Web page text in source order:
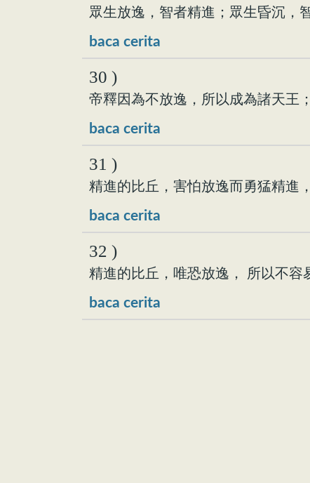
眾生放逸，智者精進；眾生昏沉，
baca cerita
30 )
帝釋因為不放逸，所以成為諸天王
baca cerita
31 )
精進的比丘，害怕放逸而勇猛精進
baca cerita
32 )
精進的比丘，唯恐放逸， 所以不容
baca cerita